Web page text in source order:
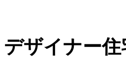
デザイナー